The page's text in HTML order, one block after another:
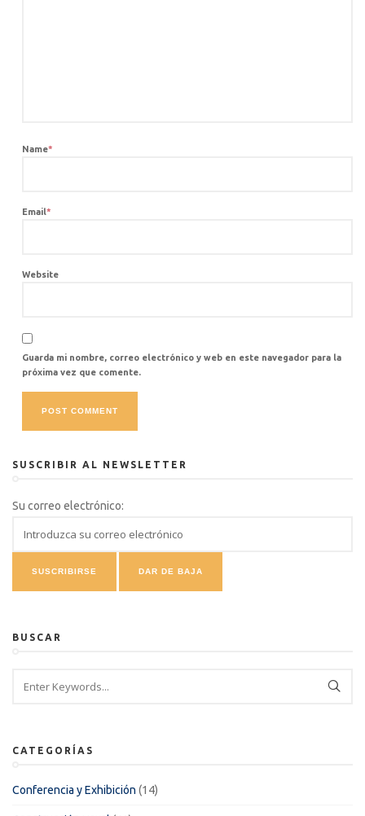
Name*
Email*
Website
Guarda mi nombre, correo electrónico y web en este navegador para la
próxima vez que comente.
SUSCRIBIR AL NEWSLETTER
Su correo electrónico:
BUSCAR
CATEGORÍAS
Conferencia y Exhibición (14)